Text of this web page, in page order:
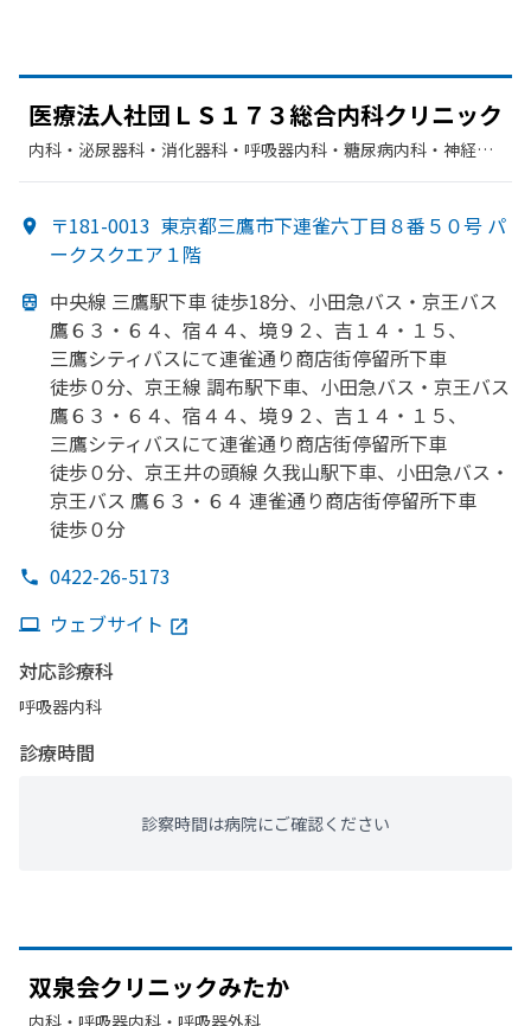
医療法人社団ＬＳ１７３総合内科クリニック
内科・​泌尿器科・​消化器科・​呼吸器内科・​糖尿病内科・​神経内
〒181-0013 東京都三鷹市下連雀六丁目８番５０号 パ
ークスクエア１階
中央線 三鷹駅下車 徒歩18分、 小田急バス・ 京王バス
鷹６３・６４、 宿４４、 境９２、 吉１４・ １５、
三鷹シティバスにて連雀通り商店街停留所下車
徒歩０分、 京王線 調布駅下車、 小田急バス・ 京王バス
鷹６３・６４、 宿４４、 境９２、 吉１４・ １５、
三鷹シティバスにて連雀通り商店街停留所下車
徒歩０分、 京王井の頭線 久我山駅下車、 小田急バス・
京王バス 鷹６３・６４ 連雀通り商店街停留所下車
徒歩０分
0422-26-5173
ウェブサイト
対応診療科
呼吸器内科
診療時間
診察時間は病院にご確認ください
双泉会クリニックみたか
内科・​呼吸器内科・​呼吸器外科